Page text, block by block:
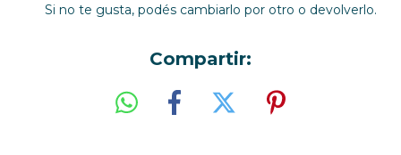
Si no te gusta, podés cambiarlo por otro o devolverlo.
Compartir: